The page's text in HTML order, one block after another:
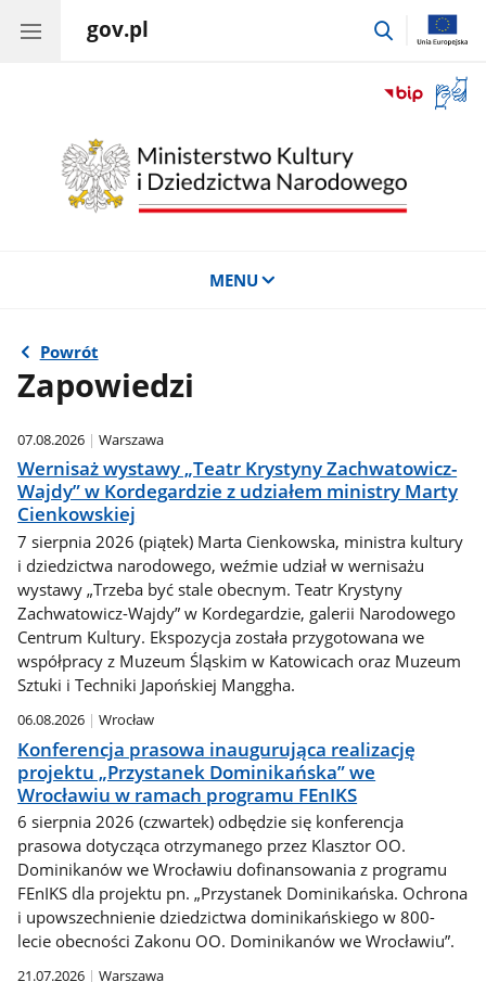
gov.pl
przejdź
okno
MENU
Powrót
Zapowiedzi
07.08.2026 Warszawa
Wernisaż wystawy „Teatr Krystyny Zachwatowicz-
Wajdy” w Kordegardzie z udziałem ministry Marty
Cienkowskiej
7 sierpnia 2026 (piątek) Marta Cienkowska, ministra kultury
i dziedzictwa narodowego, weźmie udział w wernisażu
wystawy „Trzeba być stale obecnym. Teatr Krystyny
Zachwatowicz-Wajdy” w Kordegardzie, galerii Narodowego
Centrum Kultury. Ekspozycja została przygotowana we
współpracy z Muzeum Śląskim w Katowicach oraz Muzeum
Sztuki i Techniki Japońskiej Manggha.
06.08.2026 Wrocław
Konferencja prasowa inaugurująca realizację
projektu „Przystanek Dominikańska” we
Wrocławiu w ramach programu FEnIKS
6 sierpnia 2026 (czwartek) odbędzie się konferencja
prasowa dotycząca otrzymanego przez Klasztor OO.
Dominikanów we Wrocławiu dofinansowania z programu
FEnIKS dla projektu pn. „Przystanek Dominikańska. Ochrona
i upowszechnienie dziedzictwa dominikańskiego w 800-
lecie obecności Zakonu OO. Dominikanów we Wrocławiu”.
21.07.2026 Warszawa